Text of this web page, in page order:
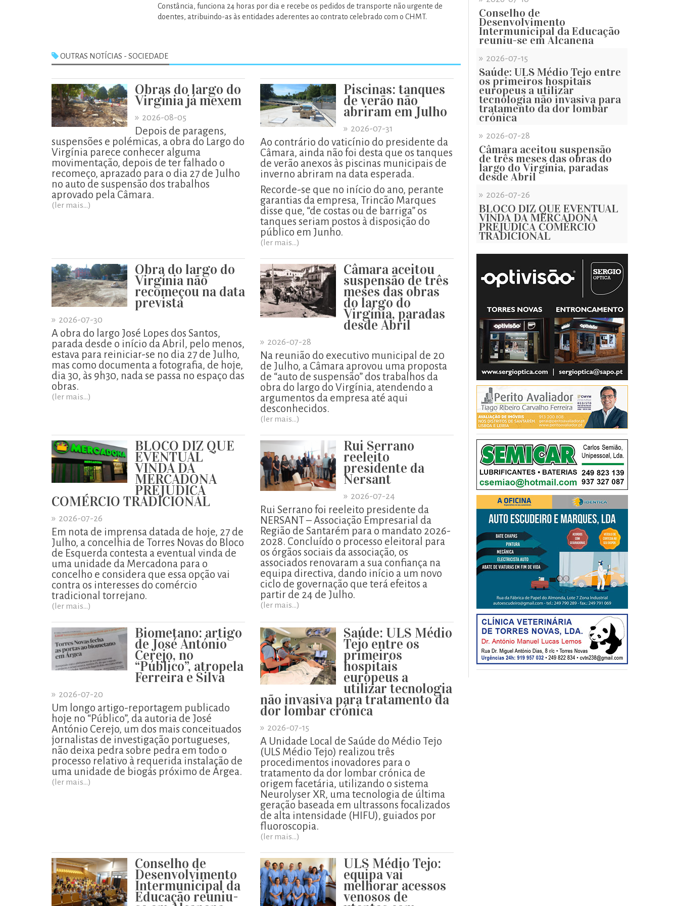
Constância, funciona 24 horas por dia e recebe os pedidos de transporte não urgente de
doentes, atribuindo-as às entidades aderentes ao contrato celebrado com o CHMT.
OUTRAS NOTÍCIAS - SOCIEDADE
Obras do largo do
Virgínia já mexem
» 2026-08-05
Depois de paragens,
suspensões e polémicas, a obra do Largo do
Virgínia parece conhecer alguma
movimentação, depois de ter falhado o
recomeço, aprazado para o dia 27 de Julho
no auto de suspensão dos trabalhos
aprovado pela Câmara.
(ler mais...)
Piscinas: tanques
de verão não
abriram em Julho
» 2026-07-31
Ao contrário do vaticínio do presidente da
Câmara, ainda não foi desta que os tanques
de verão anexos às piscinas municipais de
inverno abriram na data esperada.
Recorde-se que no início do ano, perante
garantias da empresa, Trincão Marques
disse que, “de costas ou de barriga” os
tanques seriam postos à disposição do
público em Junho.
(ler mais...)
Obra do largo do
Virgínia não
recomeçou na data
prevista
» 2026-07-30
A obra do largo José Lopes dos Santos,
parada desde o início da Abril, pelo menos,
estava para reiniciar-se no dia 27 de Julho,
mas como documenta a fotografia, de hoje,
dia 30, às 9h30, nada se passa no espaço das
obras.
(ler mais...)
Câmara aceitou
suspensão de três
meses das obras
do largo do
Virgínia, paradas
desde Abril
» 2026-07-28
Na reunião do executivo municipal de 20
de Julho, a Câmara aprovou uma proposta
de “auto de suspensão” dos trabalhos da
obra do largo do Virgínia, atendendo a
argumentos da empresa até aqui
desconhecidos.
(ler mais...)
BLOCO DIZ QUE
EVENTUAL
VINDA DA
MERCADONA
PREJUDICA
COMÉRCIO TRADICIONAL
» 2026-07-26
Em nota de imprensa datada de hoje, 27 de
Julho, a concelhia de Torres Novas do Bloco
de Esquerda contesta a eventual vinda de
uma unidade da Mercadona para o
concelho e considera que essa opção vai
contra os interesses do comércio
tradicional torrejano.
(ler mais...)
Rui Serrano
reeleito
presidente da
Nersant
» 2026-07-24
Rui Serrano foi reeleito presidente da
NERSANT – Associação Empresarial da
Região de Santarém para o mandato 2026-
2028. Concluído o processo eleitoral para
os órgãos sociais da associação, os
associados renovaram a sua confiança na
equipa directiva, dando início a um novo
ciclo de governação que terá efeitos a
partir de 24 de Julho.
(ler mais...)
Biometano: artigo
de José António
Cerejo, no
“Público”, atropela
Ferreira e Silva
» 2026-07-20
Um longo artigo-reportagem publicado
hoje no “Público”, da autoria de José
António Cerejo, um dos mais conceituados
jornalistas de investigação portugueses,
não deixa pedra sobre pedra em todo o
processo relativo à requerida instalação de
uma unidade de biogás próximo de Árgea.
(ler mais...)
Saúde: ULS Médio
Tejo entre os
primeiros
hospitais
europeus a
utilizar tecnologia
não invasiva para tratamento da
dor lombar crónica
» 2026-07-15
A Unidade Local de Saúde do Médio Tejo
(ULS Médio Tejo) realizou três
procedimentos inovadores para o
tratamento da dor lombar crónica de
origem facetária, utilizando o sistema
Neurolyser XR, uma tecnologia de última
geração baseada em ultrassons focalizados
de alta intensidade (HIFU), guiados por
fluoroscopia.
(ler mais...)
Conselho de
Desenvolvimento
Intermunicipal da
Educação reuniu-
ULS Médio Tejo:
equipa vai
melhorar acessos
venosos de
Conselho de
Desenvolvimento
Intermunicipal da Educação
reuniu-se em Alcanena
» 2026-07-15
Saúde: ULS Médio Tejo entre
os primeiros hospitais
europeus a utilizar
tecnologia não invasiva para
tratamento da dor lombar
crónica
» 2026-07-28
Câmara aceitou suspensão
de três meses das obras do
largo do Virgínia, paradas
desde Abril
» 2026-07-26
BLOCO DIZ QUE EVENTUAL
VINDA DA MERCADONA
PREJUDICA COMÉRCIO
TRADICIONAL